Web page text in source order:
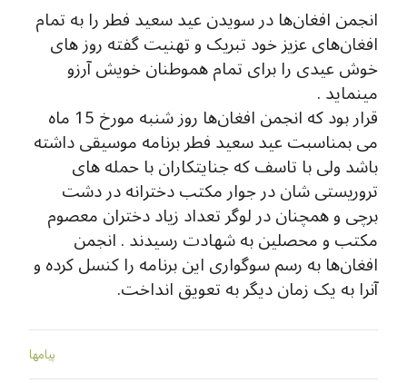
انجمن افغان‌ها در سویدن عید سعید فطر را به تمام
افغان‌های عزیز خود تبریک و تهنیت گفته روز های
خوش عیدی را برای تمام هموطنان خویش آرزو
مینماید .
قرار بود که انجمن افغان‌ها روز شنبه مورخ 15 ماه
می بمناسبت عید سعید فطر برنامه موسیقی داشته
باشد ولی با تاسف که جنایتکاران با حمله های
تروریستی شان در جوار مکتب دخترانه در دشت
برچی و همچنان در لوگر تعداد زیاد دختران معصوم
مکتب و محصلین به شهادت رسیدند . انجمن
افغان‌ها به رسم سوگواری این برنامه را کنسل کرده و
آنرا به یک زمان دیگر به تعویق انداخت.
پيامها